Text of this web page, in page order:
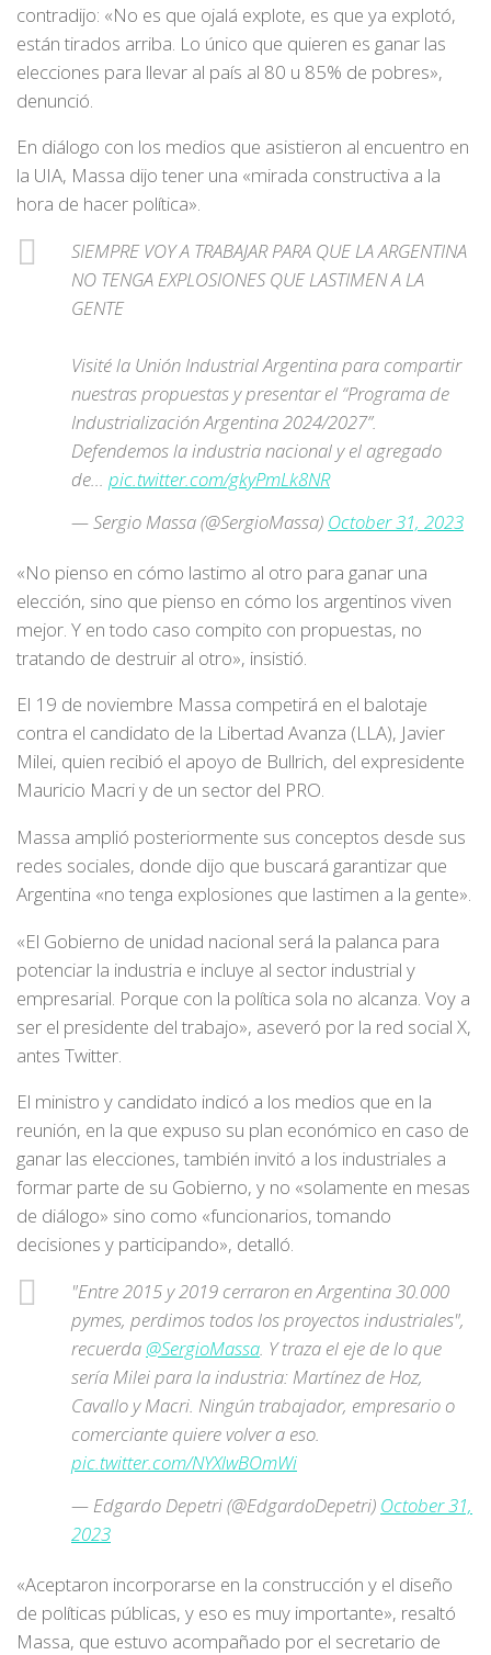
contradijo: «No es que ojalá explote, es que ya explotó,
están tirados arriba. Lo único que quieren es ganar las
elecciones para llevar al país al 80 u 85% de pobres»,
denunció.
En diálogo con los medios que asistieron al encuentro en
la UIA, Massa dijo tener una «mirada constructiva a la
hora de hacer política».
SIEMPRE VOY A TRABAJAR PARA QUE LA ARGENTINA
NO TENGA EXPLOSIONES QUE LASTIMEN A LA
GENTE
Visité la Unión Industrial Argentina para compartir
nuestras propuestas y presentar el “Programa de
Industrialización Argentina 2024/2027”.
Defendemos la industria nacional y el agregado
de… pic.twitter.com/gkyPmLk8NR
— Sergio Massa (@SergioMassa) October 31, 2023
«No pienso en cómo lastimo al otro para ganar una
elección, sino que pienso en cómo los argentinos viven
mejor. Y en todo caso compito con propuestas, no
tratando de destruir al otro», insistió.
El 19 de noviembre Massa competirá en el balotaje
contra el candidato de la Libertad Avanza (LLA), Javier
Milei, quien recibió el apoyo de Bullrich, del expresidente
Mauricio Macri y de un sector del PRO.
Massa amplió posteriormente sus conceptos desde sus
redes sociales, donde dijo que buscará garantizar que
Argentina «no tenga explosiones que lastimen a la gente».
«El Gobierno de unidad nacional será la palanca para
potenciar la industria e incluye al sector industrial y
empresarial. Porque con la política sola no alcanza. Voy a
ser el presidente del trabajo», aseveró por la red social X,
antes Twitter.
El ministro y candidato indicó a los medios que en la
reunión, en la que expuso su plan económico en caso de
ganar las elecciones, también invitó a los industriales a
formar parte de su Gobierno, y no «solamente en mesas
de diálogo» sino como «funcionarios, tomando
decisiones y participando», detalló.
"Entre 2015 y 2019 cerraron en Argentina 30.000
pymes, perdimos todos los proyectos industriales",
recuerda @SergioMassa. Y traza el eje de lo que
sería Milei para la industria: Martínez de Hoz,
Cavallo y Macri. Ningún trabajador, empresario o
comerciante quiere volver a eso.
pic.twitter.com/NYXlwBOmWi
— Edgardo Depetri (@EdgardoDepetri) October 31,
2023
«Aceptaron incorporarse en la construcción y el diseño
de políticas públicas, y eso es muy importante», resaltó
Massa, que estuvo acompañado por el secretario de